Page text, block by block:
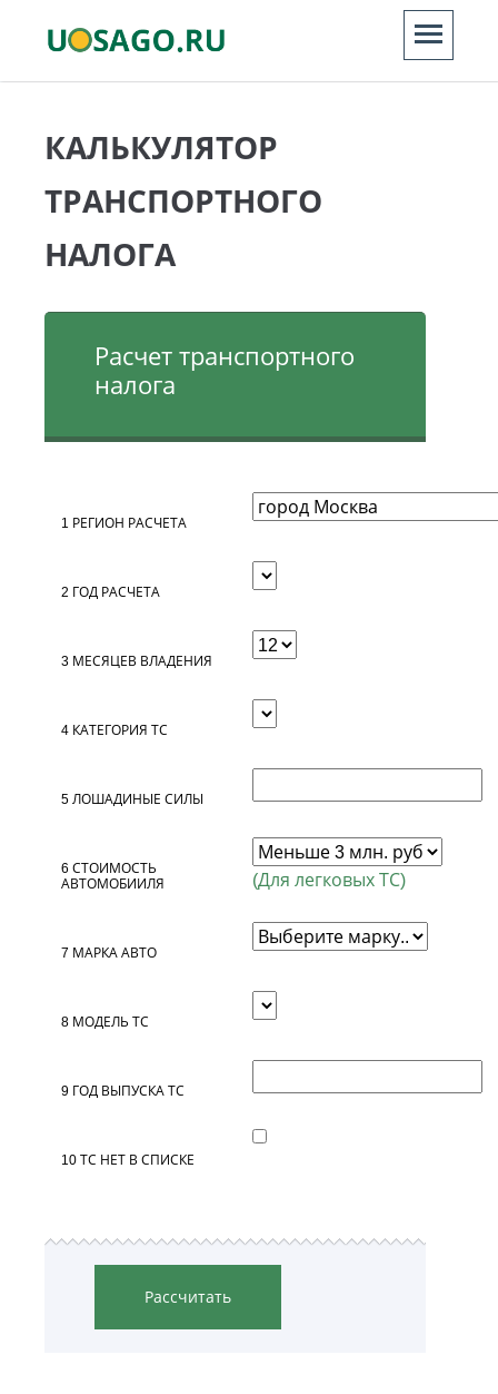
КАЛЬКУЛЯТОР
ТРАНСПОРТНОГО
НАЛОГА
Расчет транспортного
налога
1 РЕГИОН РАСЧЕТА
2 ГОД РАСЧЕТА
3 МЕСЯЦЕВ ВЛАДЕНИЯ
4 КАТЕГОРИЯ ТС
5ЛОШАДИНЫЕ СИЛЫ
6 СТОИМОСТЬ
АВТОМОБИИЛЯ
(Для легковых ТС)
7 МАРКА АВТО
8 МОДЕЛЬ ТС
9 ГОД ВЫПУСКА ТС
10ТС НЕТ В СПИСКЕ
Рассчитать